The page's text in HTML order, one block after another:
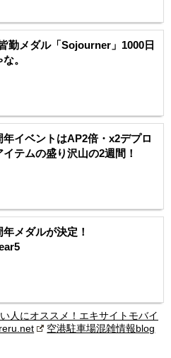
勤メダル「Sojourner」1000日
。
イベントはAP2倍・x2デプロ
テムの盛り沢山の2週間！
メダルが決定！
人にオススメ！エキサイトモバイ
空港駐車場混雑情報blog